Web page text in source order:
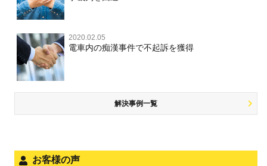
2020.02.05
電車内の痴漢事件で不起訴を獲得
解決事例一覧
お客様の声